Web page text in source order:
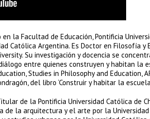
la Facultad de Educación, Pontificia
Católica Argentina. Es Doctor en Filosofía y
Su investigación y docencia se
entre quienes construyen y habitan la
Studies in Philosophy and Education,
del libro ‘Construir y habitar la
de la Pontificia Universidad Católica de
de la arquitectura y el arte por la